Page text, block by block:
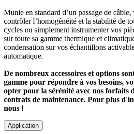
Munie en standard d’un passage de
contrôler l’homogénéité et la stabilité de
cycles ou simplement instrumenter vos
sur toute sa gamme thermique et
condensation sur vos échantillons
automatique.
De nombreux accessoires et options
gamme pour répondre à vos besoins,
opter pour la sérénité avec nos forfaits
contrats de maintenance. Pour plus
nous !
Application